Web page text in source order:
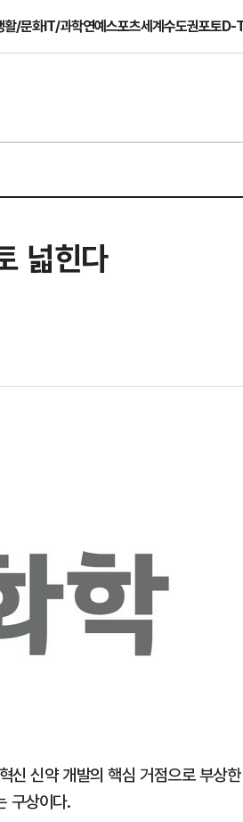
활/문화IT/과학연예스포츠세계수도권포토D-
넓힌다
신 신약 개발의 핵심 거점으로 부상한
구상이다.